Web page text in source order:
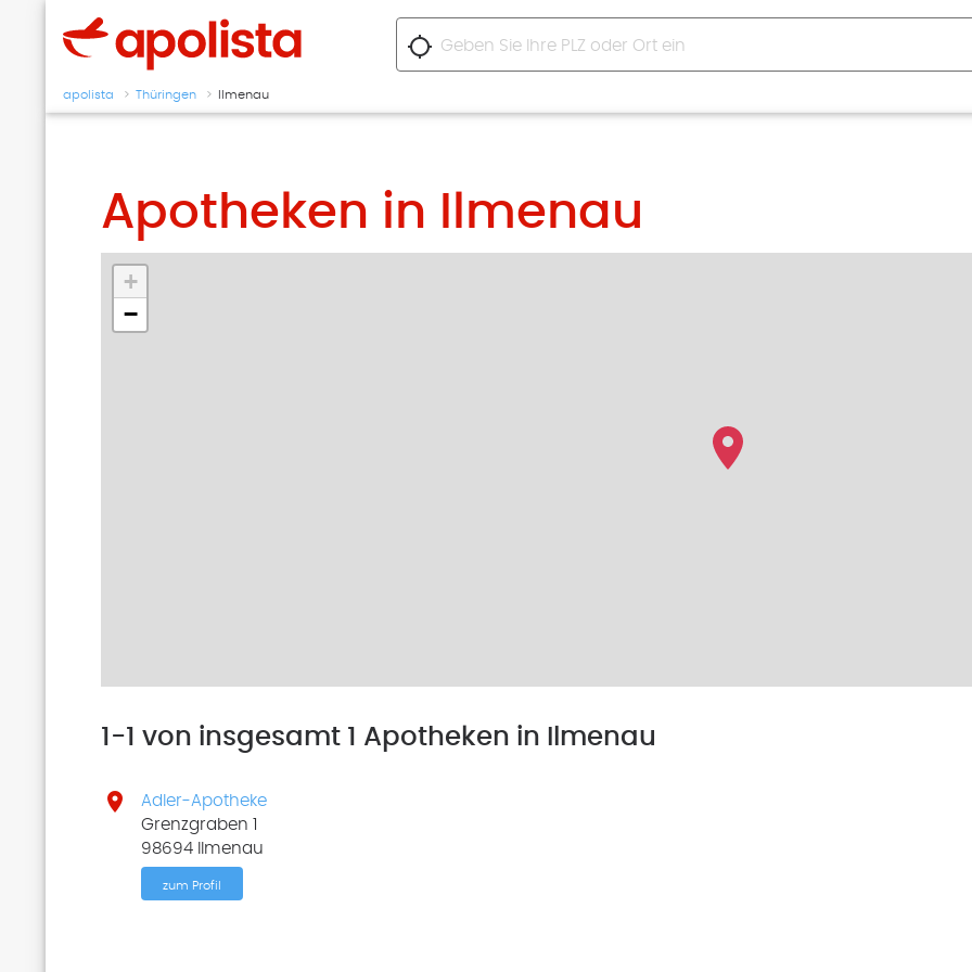
location_searching
apolista Thüringen Ilmenau
Apotheken in Ilmenau
+
−
1-1 von insgesamt 1 Apotheken in Ilmenau

Adler-Apotheke
Grenzgraben 1
98694 Ilmenau
zum Profil